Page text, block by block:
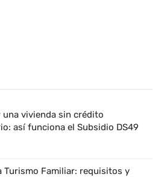
vivienda sin crédito
así funciona el Subsidio DS49
Turismo Familiar: requisitos y